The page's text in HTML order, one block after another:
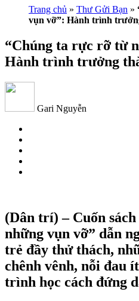
Trang chủ » Thư Gửi Bạn »
vụn vỡ”: Hành trình
“Chúng ta rực rỡ từ
Hành trình trưởng
Gari Nguyễn
(Dân trí) – Cuốn
những vụn vỡ” dẫn
trẻ đầy thử thách,
chênh vênh, nỗi đau
trình học cách đứng